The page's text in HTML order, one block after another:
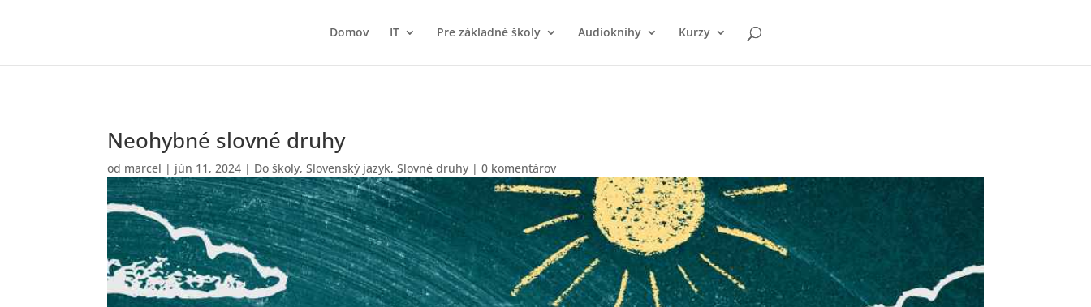
Domov IT Pre základné školy Audioknihy Kurzy
Neohybné slovné druhy
od marcel | jún 11, 2024 | Do školy, Slovenský jazyk, Slovné druhy | 0 komentárov